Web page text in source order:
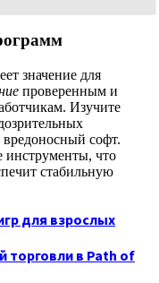
значение для
проверенным и
Изучите
вредоносный софт.
инструменты, что
стабильную
для взрослых
торговли в Path of